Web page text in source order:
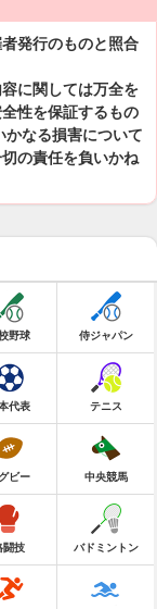
発行のものと照合
に関しては万全を
性を保証するもの
なる損害について
の責任を負いかね
野球 侍ジャパン
代表 テニス
ビー 中央競馬
闘技 バドミントン